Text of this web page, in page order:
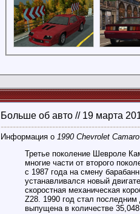
Больше об авто // 19 марта
Информация о 1990 Chevrolet
Третье поколение Шевроле
многие части от второго
с 1987 года на смену
устанавливался новый
скоростная механическая
Z28. 1990 год стал
выпущена в количестве